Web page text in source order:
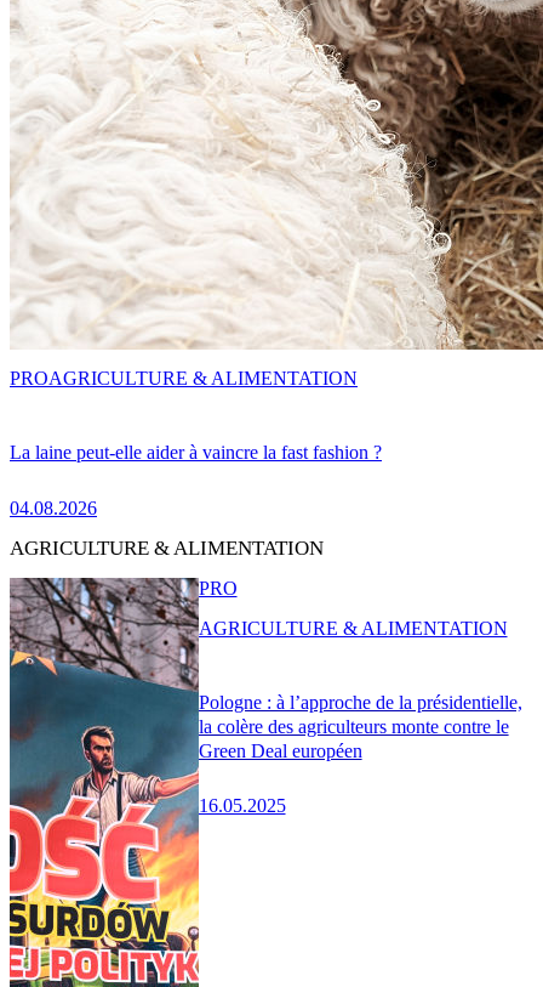
La laine peut-elle aider à vaincre la fast fashion ?
04.08.2026
PROAGRICULTURE & ALIMENTATION
AGRICULTURE & ALIMENTATION
Pologne : à l’approche de la présidentielle,
la colère des agriculteurs monte contre le
Green Deal européen
16.05.2025
PRO
AGRICULTURE & ALIMENTATION